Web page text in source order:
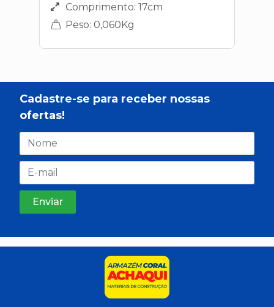
Comprimento: 17cm
Peso: 0,060Kg
Cadastre-se para receber nossas
ofertas!